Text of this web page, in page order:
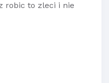
robic to zleci i nie